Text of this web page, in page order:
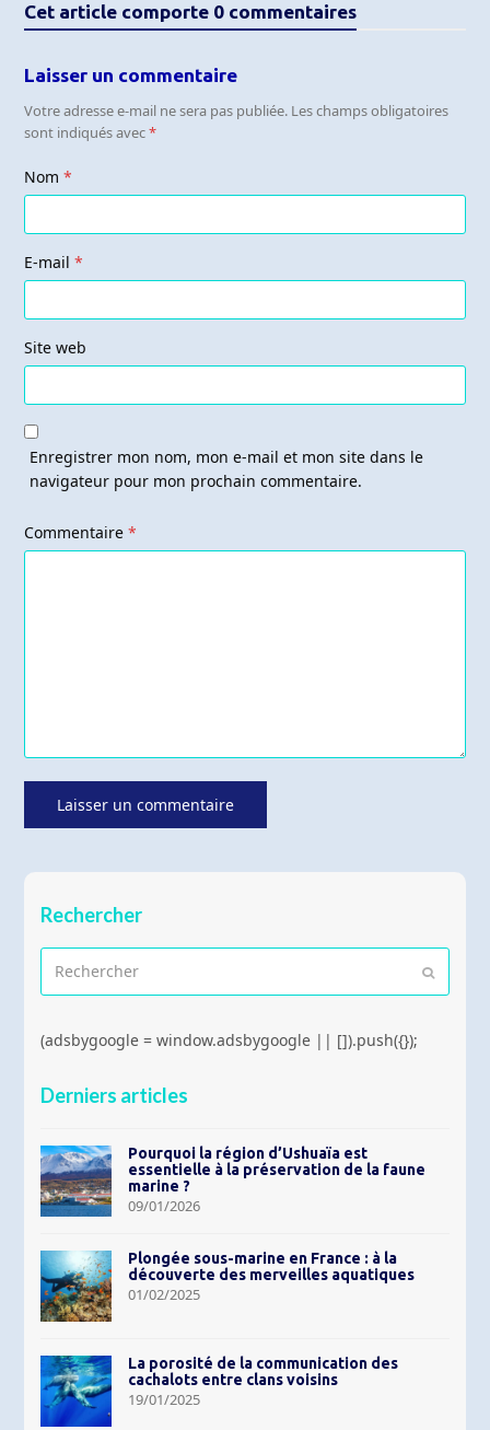
Cet article comporte 0 commentaires
Laisser un commentaire
Votre adresse e-mail ne sera pas publiée. Les champs obligatoires
sont indiqués avec*
Nom*
E-mail*
Site web
Enregistrer mon nom, mon e-mail et mon site dans le
navigateur pour mon prochain commentaire.
Commentaire*
Rechercher
Envoyer
(adsbygoogle = window.adsbygoogle || []).push({});
Derniers articles
Pourquoi la région d’Ushuaïa est
essentielle à la préservation de la faune
marine ?
09/01/2026
Plongée sous-marine en France : à la
découverte des merveilles aquatiques
01/02/2025
La porosité de la communication des
cachalots entre clans voisins
19/01/2025